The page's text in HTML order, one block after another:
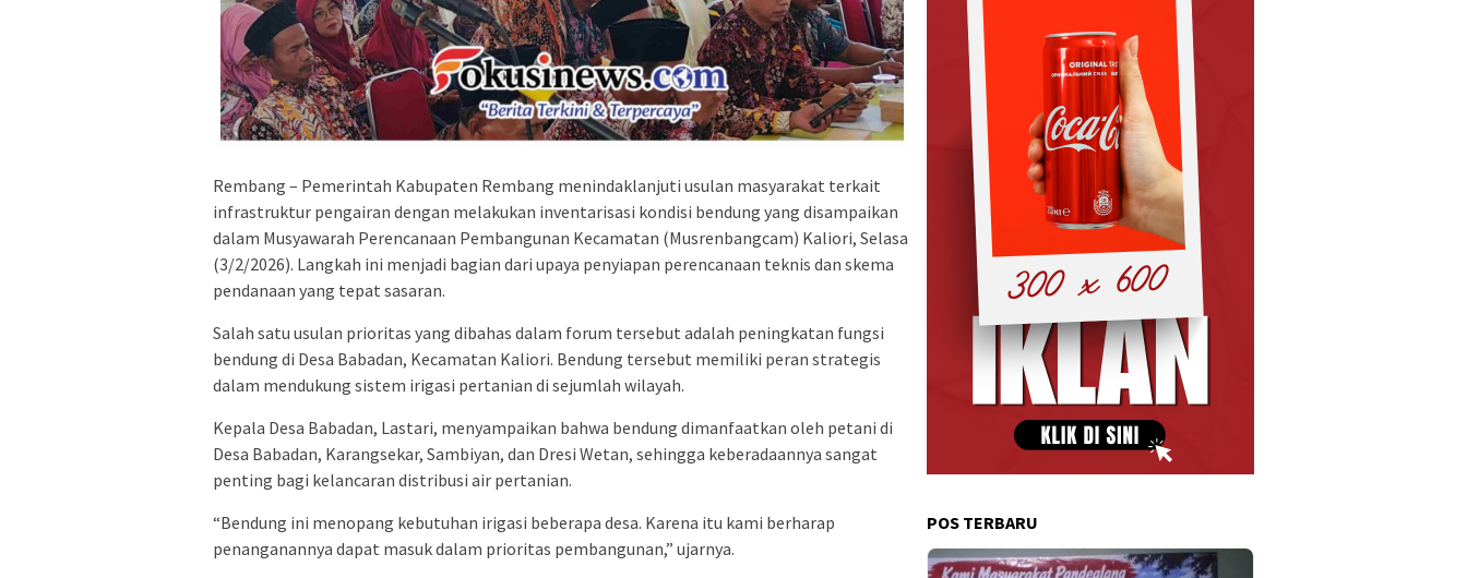
Rembang – Pemerintah Kabupaten Rembang menindaklanjuti usulan masyarakat terkait
infrastruktur pengairan dengan melakukan inventarisasi kondisi bendung yang disampaikan
dalam Musyawarah Perencanaan Pembangunan Kecamatan (Musrenbangcam) Kaliori, Selasa
(3/2/2026). Langkah ini menjadi bagian dari upaya penyiapan perencanaan teknis dan skema
pendanaan yang tepat sasaran.
Salah satu usulan prioritas yang dibahas dalam forum tersebut adalah peningkatan fungsi
bendung di Desa Babadan, Kecamatan Kaliori. Bendung tersebut memiliki peran strategis
dalam mendukung sistem irigasi pertanian di sejumlah wilayah.
Kepala Desa Babadan, Lastari, menyampaikan bahwa bendung dimanfaatkan oleh petani di
Desa Babadan, Karangsekar, Sambiyan, dan Dresi Wetan, sehingga keberadaannya sangat
penting bagi kelancaran distribusi air pertanian.
“Bendung ini menopang kebutuhan irigasi beberapa desa. Karena itu kami berharap
penanganannya dapat masuk dalam prioritas pembangunan,” ujarnya.
POS TERBARU